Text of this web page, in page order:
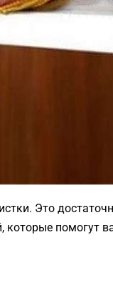
Это
которые помогут